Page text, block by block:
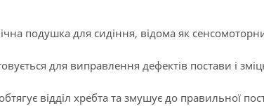
подушка для сидіння, відома як
для виправлення дефектів постави і
відділ хребта та змушує до правильної